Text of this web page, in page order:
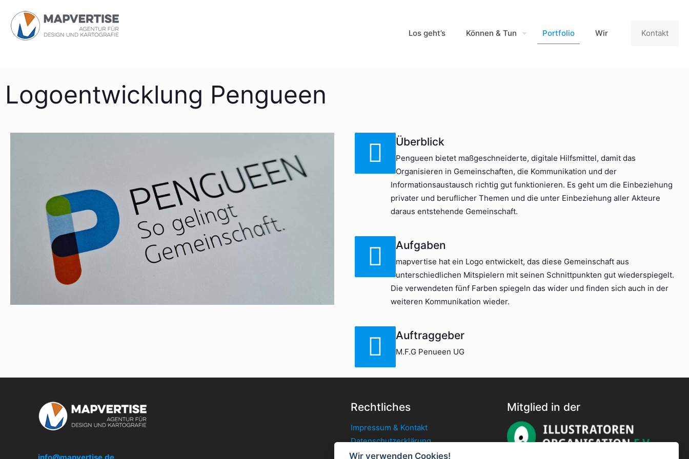
Los geht’s Können & Tun Portfolio Wir Kontakt
Logoentwicklung Pengueen
Überblick
Pengueen bietet maßgeschneiderte, digitale Hilfsmittel, damit das
Organisieren in Gemeinschaften, die Kommunikation und der
Informationsaustausch richtig gut funktionieren. Es geht um die Einbeziehung
privater und beruflicher Themen und die unter Einbeziehung aller Akteure
daraus entstehende Gemeinschaft.
Aufgaben
mapvertise hat ein Logo entwickelt, das diese Gemeinschaft aus
unterschiedlichen Mitspielern mit seinen Schnittpunkten gut wiederspiegelt.
Die verwendeten fünf Farben spiegeln das wider und finden sich auch in der
weiteren Kommunikation wieder.
Auftraggeber
M.F.G Penueen UG
Rechtliches
Impressum & Kontakt
Datenschutzerklärung
Cookie-Einstellungen ändern
Mitglied in der
Wir verwenden Cookies!